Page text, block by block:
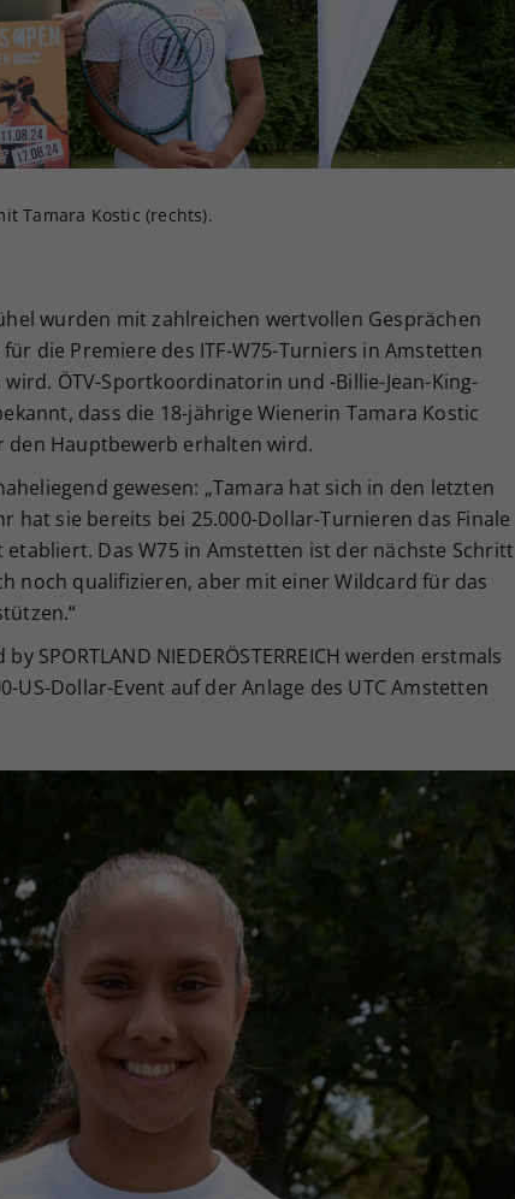
Tamara Kostic (rechts).
wurden mit zahlreichen wertvollen Gesprächen
die Premiere des ITF-W75-Turniers in Amstetten
ÖTV-Sportkoordinatorin und -Billie-Jean-King-
dass die 18-jährige Wienerin Tamara Kostic
den Hauptbewerb erhalten wird.
gewesen: „Tamara hat sich in den letzten
hat sie bereits bei 25.000-Dollar-Turnieren das Finale
Das W75 in Amstetten ist der nächste Schritt
noch qualifizieren, aber mit einer Wildcard für das
SPORTLAND NIEDERÖSTERREICH werden erstmals
US-Dollar-Event auf der Anlage des UTC Amstetten
Ihrer vorgenommen Einstellungen, falls der
Webseiten-Betreiber dies eingestellt hat.